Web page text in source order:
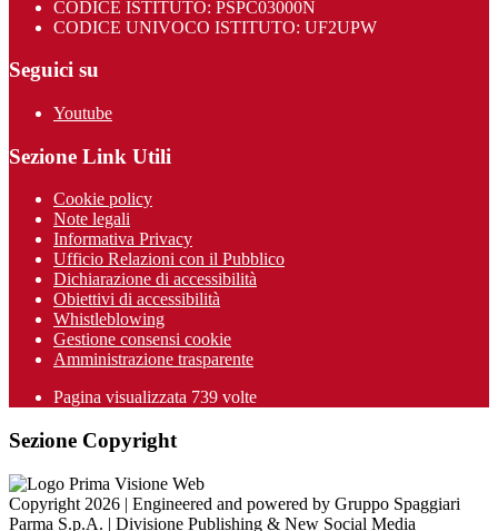
CODICE ISTITUTO: PSPC03000N
CODICE UNIVOCO ISTITUTO: UF2UPW
Seguici su
Youtube
Sezione Link Utili
Cookie policy
Note legali
Informativa Privacy
Ufficio Relazioni con il Pubblico
Dichiarazione di accessibilità
Obiettivi di accessibilità
Whistleblowing
Gestione consensi cookie
Amministrazione trasparente
Pagina visualizzata 739 volte
Sezione Copyright
Copyright 2026 | Engineered and powered by Gruppo Spaggiari
Parma S.p.A. | Divisione Publishing & New Social Media